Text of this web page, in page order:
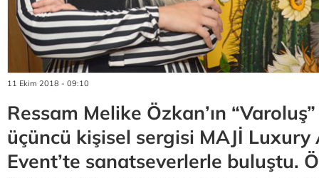
11 Ekim 2018 - 09:10
Ressam Melike Özkan’ın
üçüncü kişisel sergisi MAJİ
Event’te sanatseverlerle buluştu.